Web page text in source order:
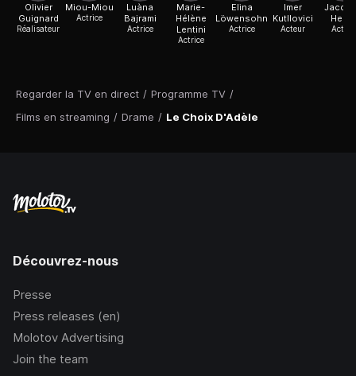
Regarder la TV en direct / Programme TV /
Films en streaming / Drame / Le Choix D'Adèle
Olivier
Guignard
Réalisateur
Miou-Miou
Actrice
Luàna
Bajrami
Actrice
Marie-
Hélène
Lentini
Actrice
Elina
Löwensohn
Actrice
Imer
Kutllovici
Acteur
Herlin
Acteur
Découvrez-nous
Presse
Press releases (en)
Molotov Advertising
Join the team